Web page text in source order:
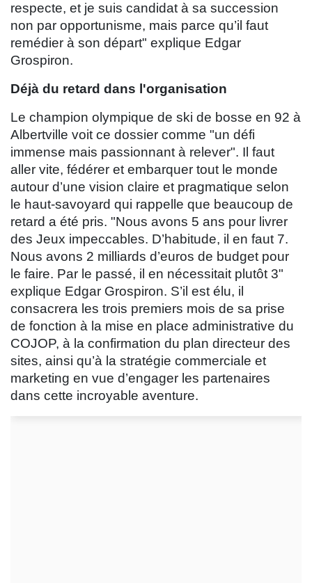
respecte, et je suis candidat à sa succession
non par opportunisme, mais parce qu’il faut
remédier à son départ" explique Edgar
Grospiron.
Déjà du retard dans l'organisation
Le champion olympique de ski de bosse en 92 à
Albertville voit ce dossier comme "un défi
immense mais passionnant à relever". Il faut
aller vite, fédérer et embarquer tout le monde
autour d’une vision claire et pragmatique selon
le haut-savoyard qui rappelle que beaucoup de
retard a été pris. "Nous avons 5 ans pour livrer
des Jeux impeccables. D’habitude, il en faut 7.
Nous avons 2 milliards d’euros de budget pour
le faire. Par le passé, il en nécessitait plutôt 3"
explique Edgar Grospiron. S’il est élu, il
consacrera les trois premiers mois de sa prise
de fonction à la mise en place administrative du
COJOP, à la confirmation du plan directeur des
sites, ainsi qu’à la stratégie commerciale et
marketing en vue d’engager les partenaires
dans cette incroyable aventure.